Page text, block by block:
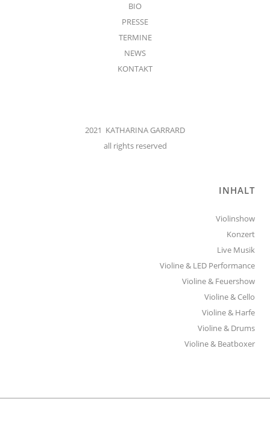
BIO
PRESSE
TERMINE
NEWS
KONTAKT
2021 KATHARINA GARRARD
all rights reserved
INHALT
Violinshow
Konzert
Live Musik
Violine & LED Performance
Violine & Feuershow
Violine & Cello
Violine & Harfe
Violine & Drums
Violine & Beatboxer